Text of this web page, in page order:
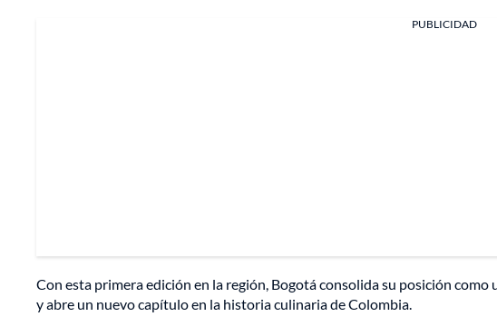
PUBLICIDAD
Con esta primera edición en la región, Bogotá consolida su posición
y abre un nuevo capítulo en la historia culinaria de Colombia.